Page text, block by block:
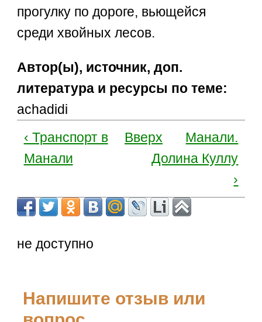
прогулку по дороге, вьющейся
среди хвойных лесов.
Автор(ы), источник, доп.
литература и ресурсы по теме:
achadidi
‹ Транспорт в
Манали
Вверх
Манали.
Долина Куллу
›
не доступно
Напишите отзыв или